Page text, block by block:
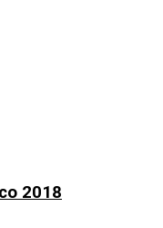
2018